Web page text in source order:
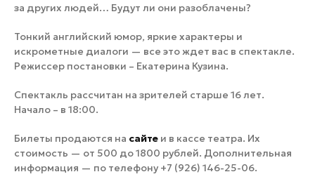
за других людей… Будут ли они разоблачены?
Тонкий английский юмор, яркие характеры и
искрометные диалоги — все это ждет вас в спектакле.
Режиссер постановки – Екатерина Кузина.
Спектакль рассчитан на зрителей старше 16 лет.
Начало – в 18:00.
Билеты продаются на сайте и в кассе театра. Их
стоимость — от 500 до 1800 рублей. Дополнительная
информация — по телефону +7 (926) 146-25-06.